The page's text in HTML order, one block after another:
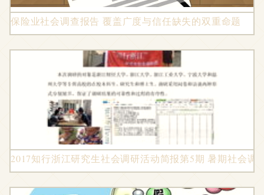
保险业社会调查报告 覆盖广度与信任缺失的双重命题
2017知行浙江研究生社会调研活动简报第5期 暑期社会调